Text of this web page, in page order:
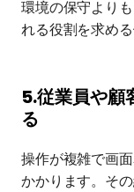
環境の保守よりも
れる役割を求める
5.従業員や顧
る
操作が複雑で画
かかります。そ